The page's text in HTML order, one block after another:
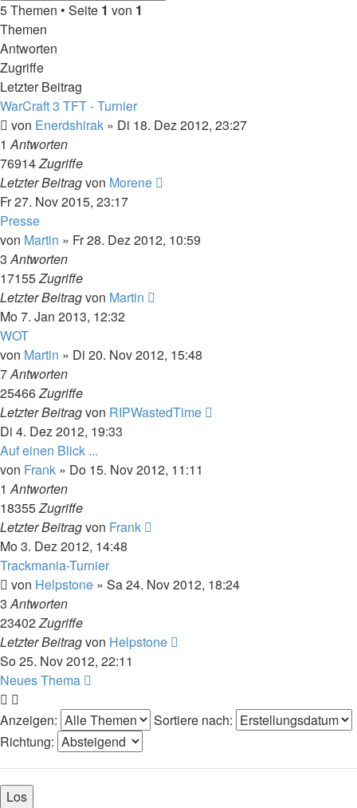
5 Themen • Seite 1 von 1
Themen
Antworten
Zugriffe
Letzter Beitrag
WarCraft 3 TFT - Turnier
von Enerdshirak » Di 18. Dez 2012, 23:27
1Antworten
76914Zugriffe
Letzter Beitragvon Morene
Fr 27. Nov 2015, 23:17
Presse
von Martin » Fr 28. Dez 2012, 10:59
3Antworten
17155Zugriffe
Letzter Beitragvon Martin
Mo 7. Jan 2013, 12:32
WOT
von Martin » Di 20. Nov 2012, 15:48
7Antworten
25466Zugriffe
Letzter Beitragvon RIPWastedTime
Di 4. Dez 2012, 19:33
Auf einen Blick ...
von Frank » Do 15. Nov 2012, 11:11
1Antworten
18355Zugriffe
Letzter Beitragvon Frank
Mo 3. Dez 2012, 14:48
Trackmania-Turnier
von Helpstone » Sa 24. Nov 2012, 18:24
3Antworten
23402Zugriffe
Letzter Beitragvon Helpstone
So 25. Nov 2012, 22:11
Neues Thema
Anzeigen:
Sortiere nach:
Richtung: